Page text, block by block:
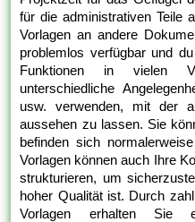
für die administrativen Teile
Vorlagen an andere
problemlos verfügbar und
Funktionen in vielen
unterschiedliche
usw. verwenden, mit der
aussehen zu lassen. Sie
befinden sich
Vorlagen können auch Ihre
strukturieren, um
hoher Qualität ist. Durch
Vorlagen erhalten Sie